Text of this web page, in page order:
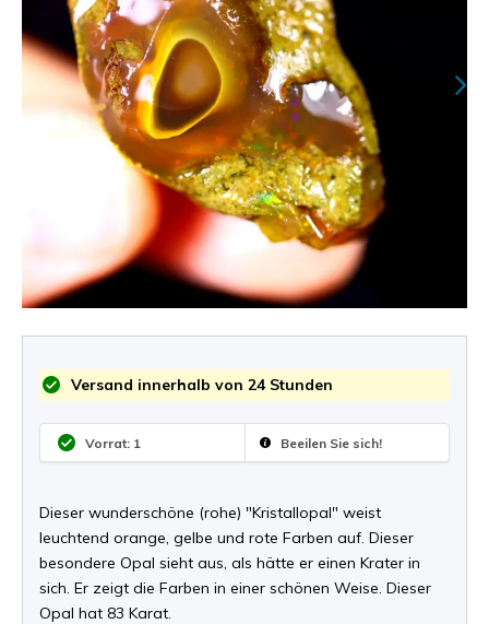
Versand innerhalb von 24 Stunden
Vorrat: 1 Beeilen Sie sich!
Dieser wunderschöne (rohe) "Kristallopal" weist
leuchtend orange, gelbe und rote Farben auf. Dieser
besondere Opal sieht aus, als hätte er einen Krater in
sich. Er zeigt die Farben in einer schönen Weise. Dieser
Opal hat 83 Karat.